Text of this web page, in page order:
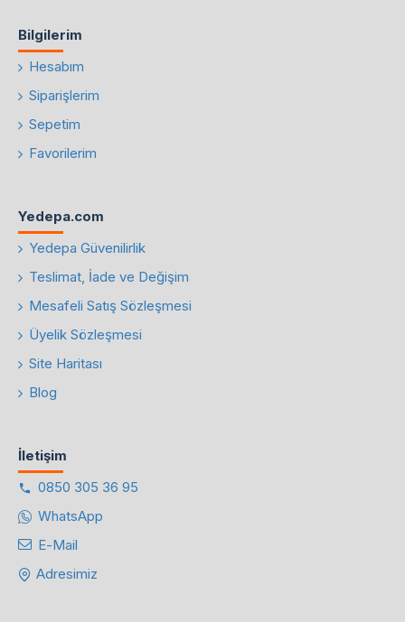
Bilgilerim
Hesabım
Siparişlerim
Sepetim
Favorilerim
Yedepa.com
Yedepa Güvenilirlik
Teslimat, İade ve Değişim
Mesafeli Satış Sözleşmesi
Üyelik Sözleşmesi
Site Haritası
Blog
İletişim
0850 305 36 95
WhatsApp
E-Mail
Adresimiz